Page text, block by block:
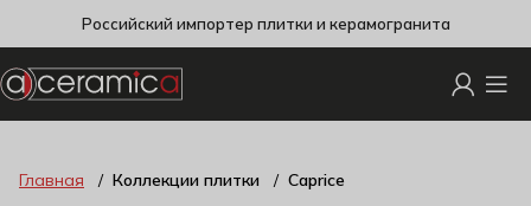
Российский импортер плитки и керамогранита
Главная Коллекции плитки Caprice